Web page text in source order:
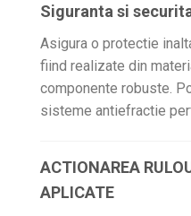
Siguranta si
Asigura o protectie
fiind realizate din
componente robuste.
sisteme antiefractie
ACTIONAREA
APLICATE